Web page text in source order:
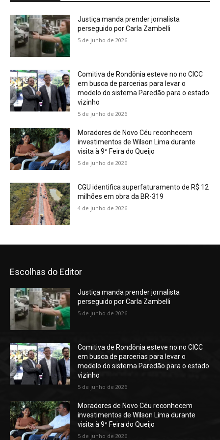
Justiça manda prender jornalista
perseguido por Carla Zambelli
5 de junho de 2026
Comitiva de Rondônia esteve no no CICC
em busca de parcerias para levar o
modelo do sistema Paredão para o estado
vizinho
5 de junho de 2026
Moradores de Novo Céu reconhecem
investimentos de Wilson Lima durante
visita à 9ª Feira do Queijo
5 de junho de 2026
CGU identifica superfaturamento de R$ 12
milhões em obra da BR-319
4 de junho de 2026
Escolhas do Editor
Justiça manda prender jornalista
perseguido por Carla Zambelli
5 de junho de 2026
Comitiva de Rondônia esteve no no CICC
em busca de parcerias para levar o
modelo do sistema Paredão para o estado
vizinho
5 de junho de 2026
Moradores de Novo Céu reconhecem
investimentos de Wilson Lima durante
visita à 9ª Feira do Queijo
5 de junho de 2026